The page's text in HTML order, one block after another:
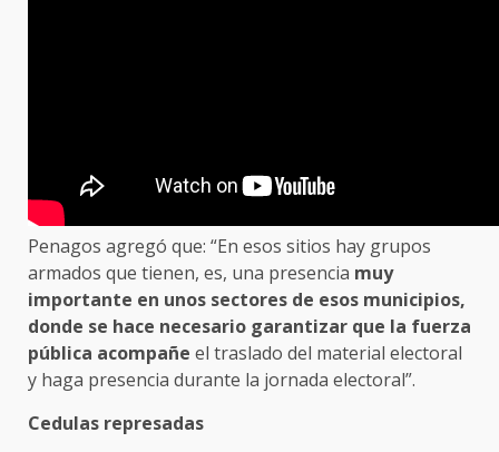
Penagos agregó que: “En esos sitios hay grupos
armados que tienen, es, una presencia muy
importante en unos sectores de esos municipios,
donde se hace necesario garantizar que la fuerza
pública acompañe el traslado del material electoral
y haga presencia durante la jornada electoral”.
Cedulas represadas